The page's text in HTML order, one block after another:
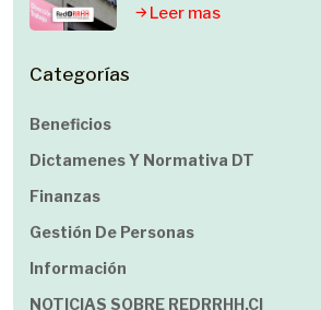
Leer mas
Categorías
Beneficios
Dictamenes Y Normativa DT
Finanzas
Gestión De Personas
Información
NOTICIAS SOBRE REDRRHH.cl